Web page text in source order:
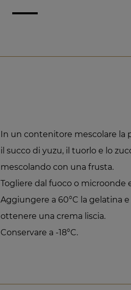
In un contenitore mescolare la
il succo di yuzu, il tuorlo e lo
mescolando con una frusta.
Togliere dal fuoco o microonde
Aggiungere a 60°C la gelatina
ottenere una crema liscia.
Conservare a -18°C.